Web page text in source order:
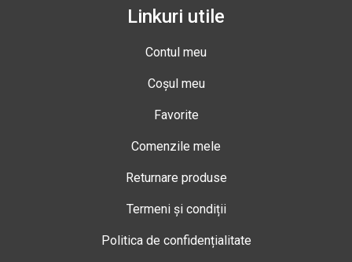
Linkuri utile
Contul meu
Coșul meu
Favorite
Comenzile mele
Returnare produse
Termeni și condiții
Politica de confidențialitate